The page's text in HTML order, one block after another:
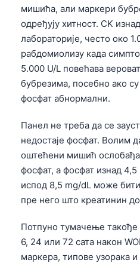
мишића, али маркери
одређују хитност. CK
лабораторије, често око
рабдомиолизу када
5.000 U/L повећава
бубрезима, посебно ако
фосфат абнормални.
Панел не треба да се
недостаје фосфат. Волим
оштећени мишић
фосфат, а фосфат изнад
испод 8,5 mg/dL може
пре него што креатинин
Потпуно тумачење такође
6, 24 или 72 сата након
маркера, типове узорака